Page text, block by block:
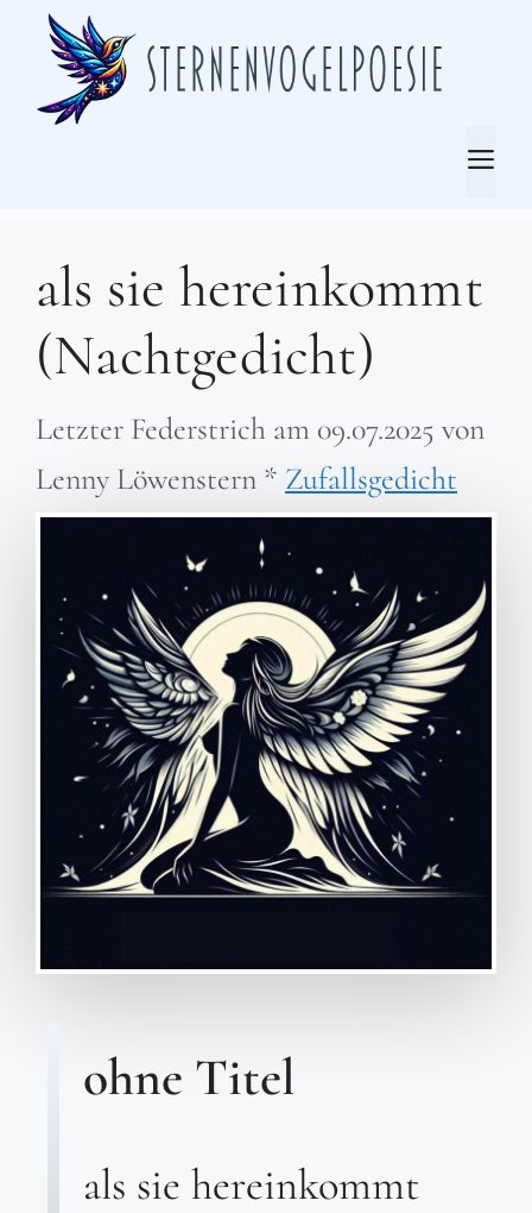
Zum
Inhalt
springen
als sie hereinkommt
(Nachtgedicht)
Letzter Federstrich am 09.07.2025 von
Lenny Löwenstern * Zufallsgedicht
ohne Titel
als sie hereinkommt